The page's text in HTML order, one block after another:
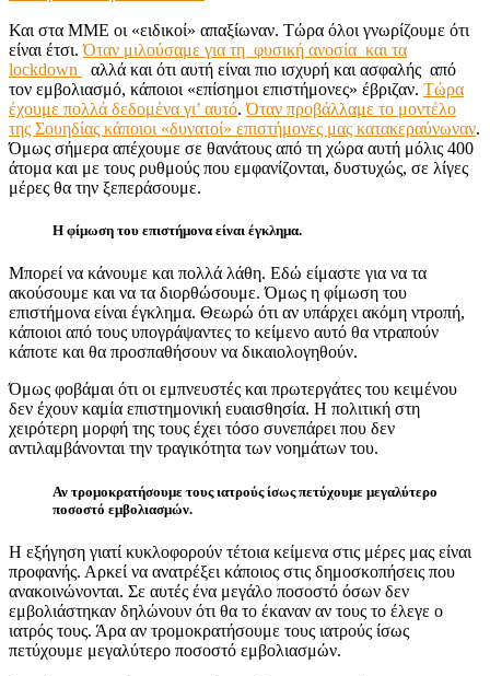
Και στα ΜΜΕ οι «ειδικοί» απαξίωναν. Τώρα όλοι γνωρίζουμε ότι
είναι έτσι.Όταν μιλούσαμε για τη φυσική ανοσία και τα
lockdown
αλλά και ότι αυτή είναι πιο ισχυρή και ασφαλής από
τον εμβολιασμό, κάποιοι «επίσημοι επιστήμονες» έβριζαν. Τώρα
έχουμε πολλά δεδομένα γι’ αυτό.Όταν προβάλλαμε το μοντέλο
της Σουηδίας κάποιοι «δυνατοί» επιστήμονες μας κατακεραύνωναν.
Όμως σήμερα απέχουμε σε θανάτους από τη χώρα αυτή μόλις 400
άτομα και με τους ρυθμούς που εμφανίζονται, δυστυχώς, σε λίγες
μέρες θα την ξεπεράσουμε.
Η φίμωση του επιστήμονα είναι έγκλημα.
Μπορεί να κάνουμε και πολλά λάθη. Εδώ είμαστε για να τα
ακούσουμε και να τα διορθώσουμε. Όμως η φίμωση του
επιστήμονα είναι έγκλημα. Θεωρώ ότι αν υπάρχει ακόμη ντροπή,
κάποιοι από τους υπογράψαντες το κείμενο αυτό θα ντραπούν
κάποτε και θα προσπαθήσουν να δικαιολογηθούν.
Όμως φοβάμαι ότι οι εμπνευστές και πρωτεργάτες του κειμένου
δεν έχουν καμία επιστημονική ευαισθησία. Η πολιτική στη
χειρότερη μορφή της τους έχει τόσο συνεπάρει που δεν
αντιλαμβάνονται την τραγικότητα των νοημάτων του.
Αν τρομοκρατήσουμε τους ιατρούς ίσως πετύχουμε μεγαλύτερο
ποσοστό εμβολιασμών.
Η εξήγηση γιατί κυκλοφορούν τέτοια κείμενα στις μέρες μας είναι
προφανής. Αρκεί να ανατρέξει κάποιος στις δημοσκοπήσεις που
ανακοινώνονται. Σε αυτές ένα μεγάλο ποσοστό όσων δεν
εμβολιάστηκαν δηλώνουν ότι θα το έκαναν αν τους το έλεγε ο
ιατρός τους. Άρα αν τρομοκρατήσουμε τους ιατρούς ίσως
πετύχουμε μεγαλύτερο ποσοστό εμβολιασμών.